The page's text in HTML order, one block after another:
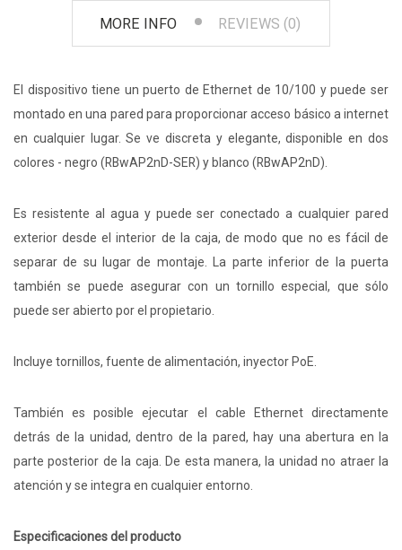
MORE INFO REVIEWS (0)
El dispositivo tiene un puerto de Ethernet de 10/100 y puede ser
montado en una pared para proporcionar acceso básico a internet
en cualquier lugar. Se ve discreta y elegante, disponible en dos
colores - negro (RBwAP2nD-SER) y blanco (RBwAP2nD).
Es resistente al agua y puede ser conectado a cualquier pared
exterior desde el interior de la caja, de modo que no es fácil de
separar de su lugar de montaje. La parte inferior de la puerta
también se puede asegurar con un tornillo especial, que sólo
puede ser abierto por el propietario.
Incluye tornillos, fuente de alimentación, inyector PoE.
También es posible ejecutar el cable Ethernet directamente
detrás de la unidad, dentro de la pared, hay una abertura en la
parte posterior de la caja. De esta manera, la unidad no atraer la
atención y se integra en cualquier entorno.
Especificaciones del producto